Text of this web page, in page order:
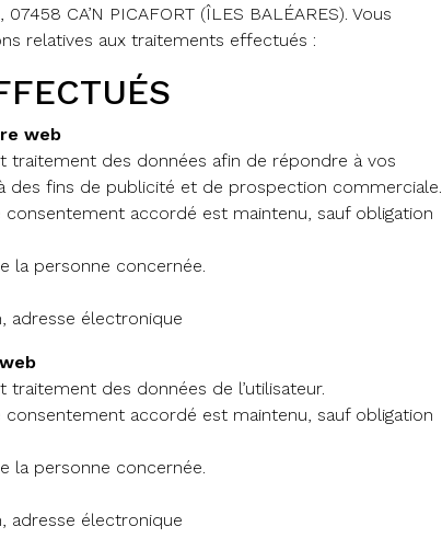
CA’N PICAFORT (ÎLES BALÉARES). Vous
relatives aux traitements effectués :
web
traitement des données afin de répondre à vos
des fins de publicité et de prospection commerciale.
consentement accordé est maintenu, sauf obligation
la personne concernée.
adresse électronique
des données de l’utilisateur.
consentement accordé est maintenu, sauf obligation
la personne concernée.
adresse électronique